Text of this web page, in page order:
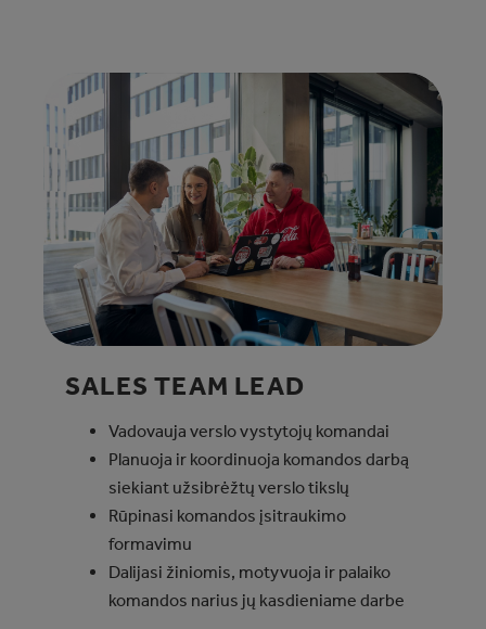
SALES TEAM LEAD​
Vadovauja verslo vystytojų komandai
Planuoja ir koordinuoja komandos darbą
siekiant užsibrėžtų verslo tikslų
Rūpinasi komandos įsitraukimo
formavimu
Dalijasi žiniomis, motyvuoja ir palaiko
komandos narius jų kasdieniame darbe